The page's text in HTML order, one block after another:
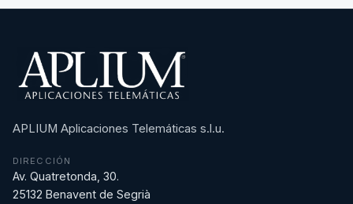
APLIUM Aplicaciones Telemáticas s.l.u.
DIRECCIÓN
Av. Quatretonda, 30.
25132 Benavent de Segrià